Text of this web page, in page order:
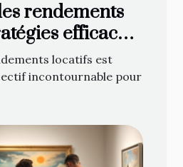
rendements
efficaces
locatifs est
incontournable pour